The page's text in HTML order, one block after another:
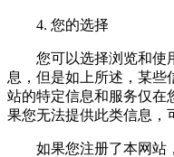
4. 您的选择
您可以选择浏览和使
息，但是如上所述，某些
站的特定信息和服务仅在
果您无法提供此类信息，
如果您注册了本网站